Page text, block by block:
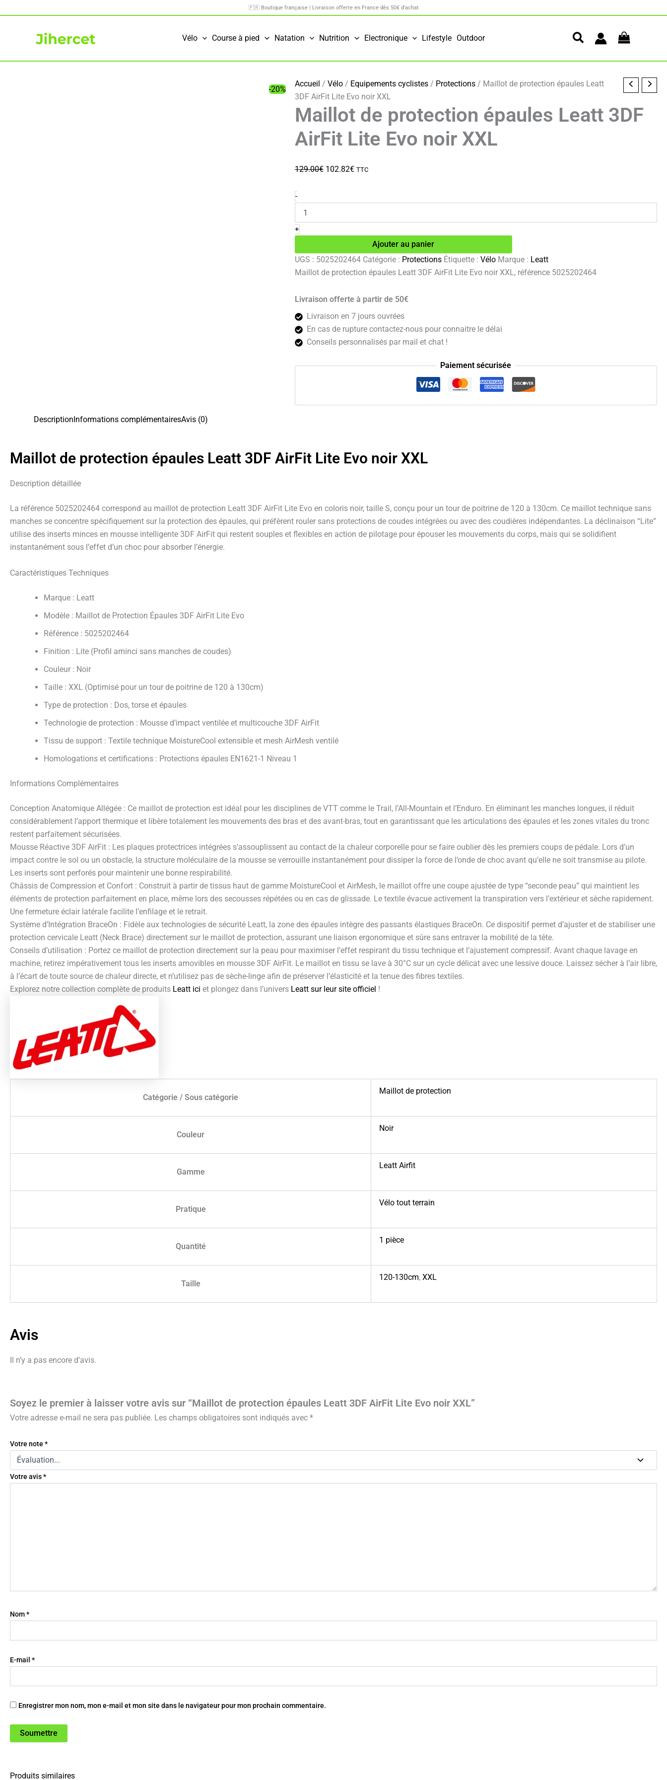
au
🇫🇷 Boutique française | Livraison offerte en France dès 50€ d'achat
Vélo Course à pied Natation Nutrition Electronique Lifestyle Outdoor
-20%
Accueil / Vélo/ Equipements cyclistes/ Protections/ Maillot de protection épaules Leatt
3DF AirFit Lite Evo noir XXL
Maillot de protection épaules Leatt 3DF
AirFit Lite Evo noir XXL
129.00€ Le
129.00€.
102.82€Le
102.82€.
TTC
-quantité
de
Maillot
de
protection
Leatt
3DF
AirFit
noir
XXL
+
Ajouter au panier
UGS : 5025202464 Catégorie : Protections Étiquette : Vélo Marque : Leatt
Maillot de protection épaules Leatt 3DF AirFit Lite Evo noir XXL, référence 5025202464
Livraison offerte à partir de 50€
Livraison en 7 jours ouvrées
En cas de rupture contactez-nous pour connaitre le délai
Conseils personnalisés par mail et chat !
Paiement sécurisée
DescriptionInformations complémentairesAvis (0)
Maillot de protection épaules Leatt 3DF AirFit Lite Evo noir XXL
Description détaillée
La référence 5025202464 correspond au maillot de protection Leatt 3DF AirFit Lite Evo en coloris noir, taille S, conçu pour un tour de poitrine de 120 à 130cm. Ce maillot technique sans
manches se concentre spécifiquement sur la protection des épaules, qui préfèrent rouler sans protections de coudes intégrées ou avec des coudières indépendantes. La déclinaison “Lite”
utilise des inserts minces en mousse intelligente 3DF AirFit qui restent souples et flexibles en action de pilotage pour épouser les mouvements du corps, mais qui se solidifient
instantanément sous l’effet d’un choc pour absorber l’énergie.
Caractéristiques Techniques
Marque : Leatt
Modèle : Maillot de Protection Épaules 3DF AirFit Lite Evo
Référence : 5025202464
Finition : Lite (Profil aminci sans manches de coudes)
Couleur : Noir
Taille : XXL (Optimisé pour un tour de poitrine de 120 à 130cm)
Type de protection : Dos, torse et épaules
Technologie de protection : Mousse d’impact ventilée et multicouche 3DF AirFit
Tissu de support : Textile technique MoistureCool extensible et mesh AirMesh ventilé
Homologations et certifications : Protections épaules EN1621-1 Niveau 1
Informations Complémentaires
Conception Anatomique Allégée : Ce maillot de protection est idéal pour les disciplines de VTT comme le Trail, l’All-Mountain et l’Enduro. En éliminant les manches longues, il réduit
considérablement l’apport thermique et libère totalement les mouvements des bras et des avant-bras, tout en garantissant que les articulations des épaules et les zones vitales du tronc
restent parfaitement sécurisées.
Mousse Réactive 3DF AirFit : Les plaques protectrices intégrées s’assouplissent au contact de la chaleur corporelle pour se faire oublier dès les premiers coups de pédale. Lors d’un
impact contre le sol ou un obstacle, la structure moléculaire de la mousse se verrouille instantanément pour dissiper la force de l’onde de choc avant qu’elle ne soit transmise au pilote.
Les inserts sont perforés pour maintenir une bonne respirabilité.
Châssis de Compression et Confort : Construit à partir de tissus haut de gamme MoistureCool et AirMesh, le maillot offre une coupe ajustée de type “seconde peau” qui maintient les
éléments de protection parfaitement en place, même lors des secousses répétées ou en cas de glissade. Le textile évacue activement la transpiration vers l’extérieur et sèche rapidement.
Une fermeture éclair latérale facilite l’enfilage et le retrait.
Système d’Intégration BraceOn : Fidèle aux technologies de sécurité Leatt, la zone des épaules intègre des passants élastiques BraceOn. Ce dispositif permet d’ajuster et de stabiliser une
protection cervicale Leatt (Neck Brace) directement sur le maillot de protection, assurant une liaison ergonomique et sûre sans entraver la mobilité de la tête.
Conseils d’utilisation : Portez ce maillot de protection directement sur la peau pour maximiser l’effet respirant du tissu technique et l’ajustement compressif. Avant chaque lavage en
machine, retirez impérativement tous les inserts amovibles en mousse 3DF AirFit. Le maillot en tissu se lave à 30°C sur un cycle délicat avec une lessive douce. Laissez sécher à l’air libre,
à l’écart de toute source de chaleur directe, et n’utilisez pas de sèche-linge afin de préserver l’élasticité et la tenue des fibres textiles.
Explorez notre collection complète de produits Leatt ici et plongez dans l’univers Leatt sur leur site officiel !
Catégorie / Sous catégorie
Maillot de protection
Couleur
Noir
Gamme
Leatt Airfit
Pratique
Vélo tout terrain
Quantité
1 pièce
Taille
120-130cm, XXL
Avis
Il n’y a pas encore d’avis.
Soyez le premier à laisser votre avis sur “Maillot de protection épaules Leatt 3DF AirFit Lite Evo noir XXL”
Votre adresse e-mail ne sera pas publiée. Les champs obligatoires sont indiqués avec *
Votre note *
Votre avis*
Nom*
E-mail *
Enregistrer mon nom, mon e-mail et mon site dans le navigateur pour mon prochain commentaire.
Produits similaires